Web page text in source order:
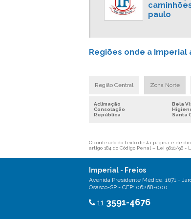
paulo
Regiões onde a
Região Central Zona Norte
Aclimação Bela
Consolação
República
Santa
O conteúdo do texto desta página é de
artigo 184 do Código Penal – Lei 9610/98 -
Imperial - Freios
Avenida Presidente Médice, 1671 -
Osasco-SP - CEP: 06268-000
11 3591-4676